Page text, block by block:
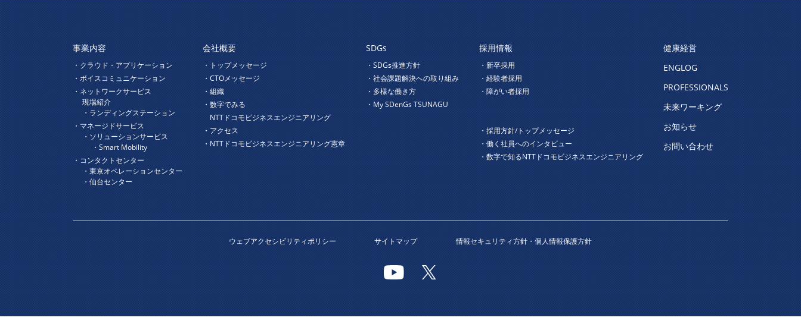
事業内容
・クラウド・アプリケーション
・ボイスコミュニケーション
・ネットワークサービス
現場紹介
・ランディングステーション
・マネージドサービス
・ソリューションサービス
・Smart Mobility
・コンタクトセンター
・東京オペレーションセンター
・仙台センター
会社概要
・トップメッセージ
・CTOメッセージ
・組織
・数字でみる
NTTドコモビジネスエンジニアリング
・アクセス
・NTTドコモビジネスエンジニアリング憲章
SDGs
・SDGs推進方針
・社会課題解決への取り組み
・多様な働き方
・My SDenGs TSUNAGU
採用情報
・新卒採用
・経験者採用
・障がい者採用
・採用方針/トップメッセージ
・働く社員へのインタビュー
・数字で知るNTTドコモビジネスエンジニアリング
健康経営
ENGLOG
PROFESSIONALS
未来ワーキング
お知らせ
お問い合わせ
ウェブアクセシビリティポリシー サイトマップ 情報セキュリティ方針・個人情報保護方針